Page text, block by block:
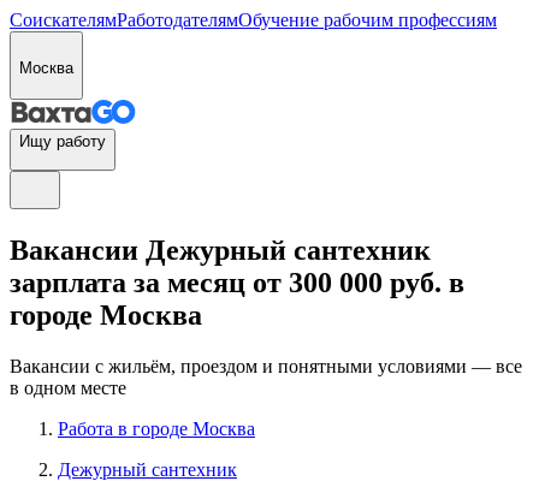
СоискателямРаботодателямОбучение рабочим профессиям
Москва
Ищу работу
Вакансии Дежурный сантехник
зарплата за месяц от 300 000 руб. в
городе Москва
Вакансии с жильём, проездом и понятными условиями — все
в одном месте
Работа в городе Москва
Дежурный сантехник